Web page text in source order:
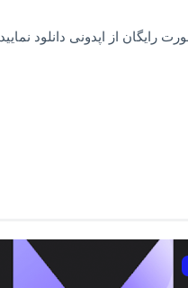
رایگان از اپدونی دانلود